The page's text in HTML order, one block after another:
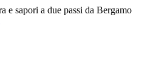
e sapori a due passi da Bergamo